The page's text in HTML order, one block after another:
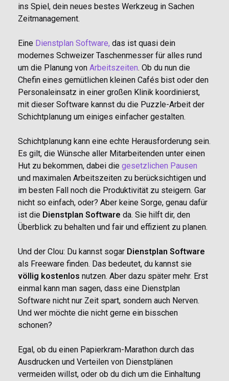
ins Spiel, dein neues bestes Werkzeug in Sachen
Zeitmanagement.
Eine Dienstplan Software, das ist quasi dein
modernes Schweizer Taschenmesser für alles rund
um die Planung von Arbeitszeiten. Ob du nun die
Chefin eines gemütlichen kleinen Cafés bist oder den
Personaleinsatz in einer großen Klinik koordinierst,
mit dieser Software kannst du die Puzzle-Arbeit der
Schichtplanung um einiges einfacher gestalten.
Schichtplanung kann eine echte Herausforderung sein.
Es gilt, die Wünsche aller Mitarbeitenden unter einen
Hut zu bekommen, dabei die gesetzlichen Pausen
und maximalen Arbeitszeiten zu berücksichtigen und
im besten Fall noch die Produktivität zu steigern. Gar
nicht so einfach, oder? Aber keine Sorge, genau dafür
ist die Dienstplan Software da. Sie hilft dir, den
Überblick zu behalten und fair und effizient zu planen.
Und der Clou: Du kannst sogar Dienstplan Software
als Freeware finden. Das bedeutet, du kannst sie
völlig kostenlos nutzen. Aber dazu später mehr. Erst
einmal kann man sagen, dass eine Dienstplan
Software nicht nur Zeit spart, sondern auch Nerven.
Und wer möchte die nicht gerne ein bisschen
schonen?
Egal, ob du einen Papierkram-Marathon durch das
Ausdrucken und Verteilen von Dienstplänen
vermeiden willst, oder ob du dich um die Einhaltung